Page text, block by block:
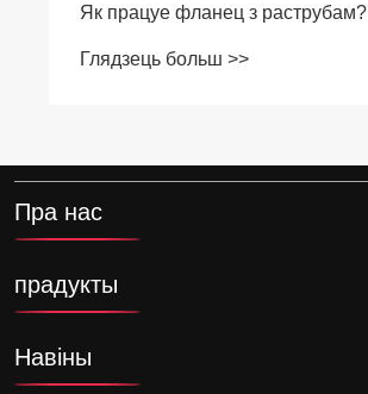
Як працуе фланец з раструбам?
Глядзець больш >>
Пра нас
прадукты
Навіны